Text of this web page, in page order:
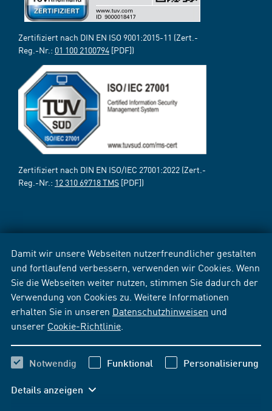
Damit wir unsere Webseiten nutzerfreundlicher gestalten
und fortlaufend verbessern, verwenden wir Cookies. Wenn
Sie die Webseiten weiter nutzen, stimmen Sie dadurch der
Verwendung von Cookies zu. Weitere Informationen
erhalten Sie in unseren Datenschutzhinweisen und
unserer Cookie-Richtlinie
Notwendig Funktional Personalisierung
Details anzeigen
Zertifiziert nach DIN EN ISO 9001:2015-11 (Zert.-
Reg.-Nr.: 01 100 2100794 [PDF])
Zertifiziert nach DIN EN ISO/IEC 27001:2022 (Zert.-
Reg.-Nr.: 12 310 69718 TMS [PDF])